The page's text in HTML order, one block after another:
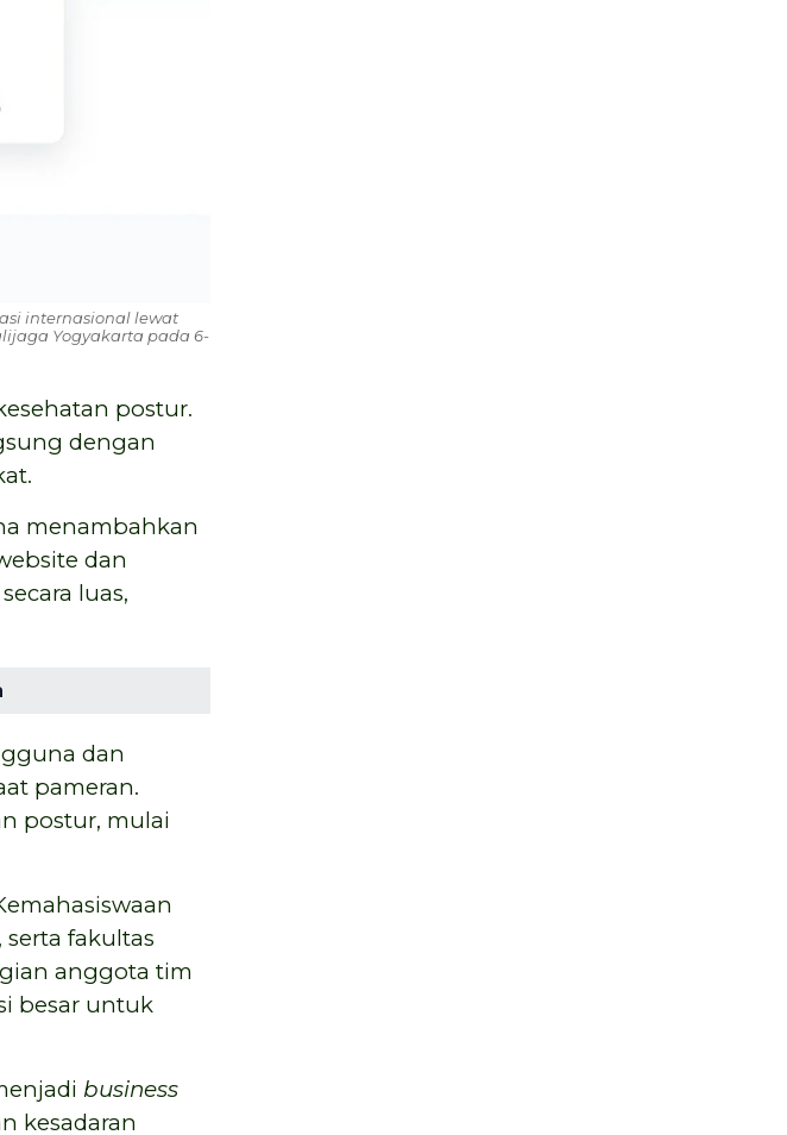
internasional lewat
Yogyakarta pada 6-
postur.
dengan
menambahkan
dan
luas,
dan
pameran.
postur, mulai
fakultas
anggota tim
besar untuk
business
kesadaran